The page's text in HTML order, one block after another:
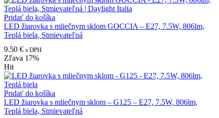
Pridať do košíka
LED žiarovka s mliečnym sklom GOCCIA – E27, 7.5W, 806lm,
Teplá biela, Stmievateľná
9.50 € s DPH
Zľava 17%
Hit
Pridať do košíka
LED žiarovka s mliečnym sklom – G125 – E27, 7.5W, 806lm,
Teplá biela, Stmievateľná